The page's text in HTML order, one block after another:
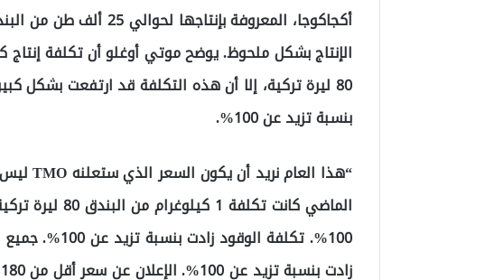
أكجاكوجا، المعروفة
الإنتاج بشكل ملحوظ. يوضح موتي أوغلو أن تكلفة
80 ليرة تركية، إلا أن هذه التكلفة قد ارتفعت بشكل
بنسبة تزيد عن 100%.
الماضي كانت
100%. تكلفة